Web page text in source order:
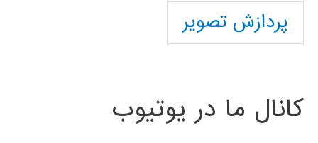
پردازش تصویر
کانال ما در یوتیوب